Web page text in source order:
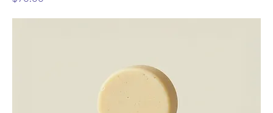
Altavoz Bluetooth compacto